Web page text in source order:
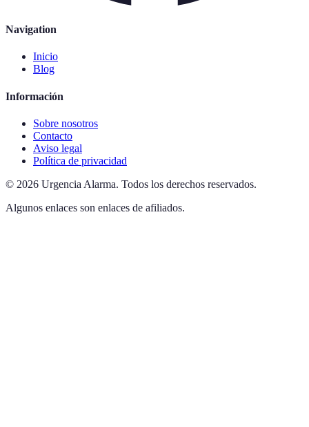
Navigation
Inicio
Blog
Información
Sobre nosotros
Contacto
Aviso legal
Política de privacidad
© 2026 Urgencia Alarma. Todos los derechos reservados.
Algunos enlaces son enlaces de afiliados.